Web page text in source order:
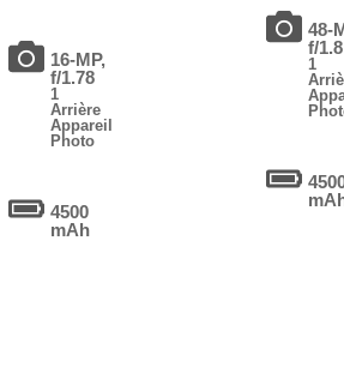
16-MP,
f/1.78
1
Arrière
Appareil
Photo
4500
mAh
48-
f/1.8
1